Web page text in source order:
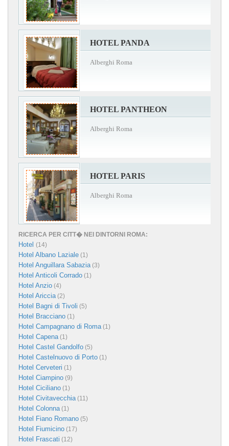
HOTEL PANDA
Alberghi Roma
HOTEL PANTHEON
Alberghi Roma
HOTEL PARIS
Alberghi Roma
RICERCA PER CITT� NEI DINTORNI ROMA:
Hotel (14)
Hotel Albano Laziale (1)
Hotel Anguillara Sabazia(3)
Hotel Anticoli Corrado (1)
Hotel Anzio (4)
Hotel Ariccia(2)
Hotel Bagni di Tivoli (5)
Hotel Bracciano (1)
Hotel Campagnano di Roma(1)
Hotel Capena(1)
Hotel Castel Gandolfo (5)
Hotel Castelnuovo di Porto (1)
Hotel Cerveteri (1)
Hotel Ciampino (9)
Hotel Ciciliano (1)
Hotel Civitavecchia(11)
Hotel Colonna(1)
Hotel Fiano Romano (5)
Hotel Fiumicino (17)
Hotel Frascati (12)